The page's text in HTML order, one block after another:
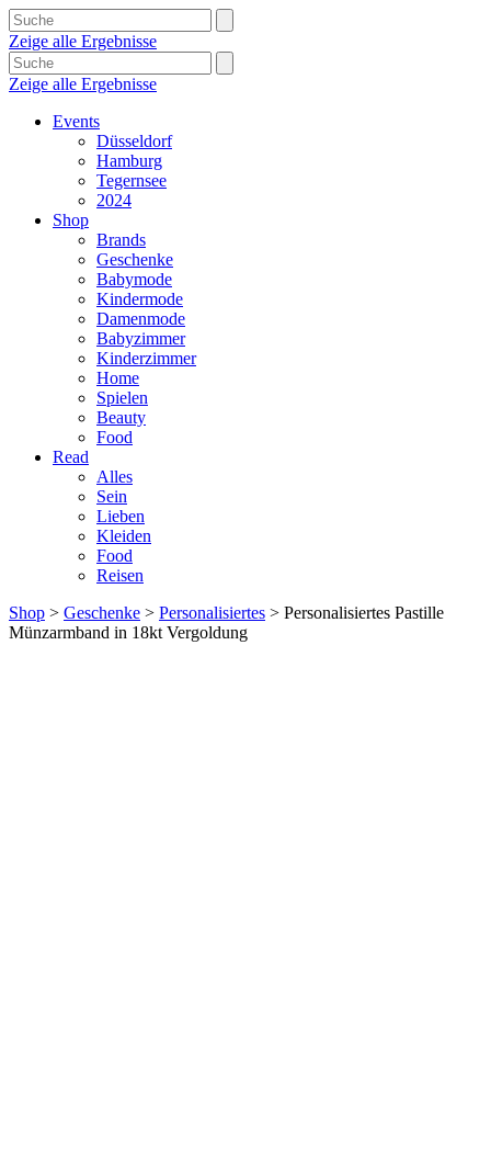
Zeige alle Ergebnisse
Zeige alle Ergebnisse
Events
Düsseldorf
Hamburg
Tegernsee
2024
Shop
Brands
Geschenke
Babymode
Kindermode
Damenmode
Babyzimmer
Kinderzimmer
Home
Spielen
Beauty
Food
Read
Alles
Sein
Lieben
Kleiden
Food
Reisen
Shop > Geschenke > Personalisiertes > Personalisiertes Pastille
Münzarmband in 18kt Vergoldung